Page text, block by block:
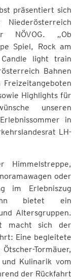
präsentiert sich
„Ob
Spiel, Rock am
Candle light train
Bahnen
Highlights für
unseren
in
LH-
Himmelstreppe,
oder
im Erlebniszug
bietet ein
Altersgruppen.
macht sich der
Eine begleitete
Tormäuer,
Kulinarik vom
der Rückfahrt